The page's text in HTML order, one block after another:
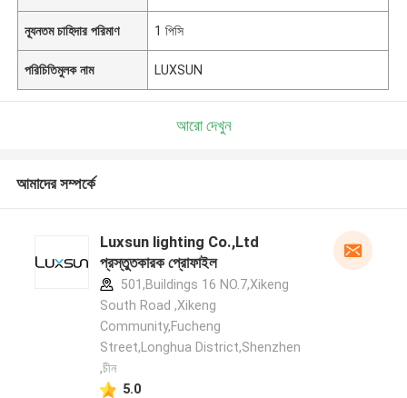
ন্যূনতম চাহিদার পরিমাণ 1 পিসি
পরিচিতিমুলক নাম LUXSUN
আরো দেখুন
আমাদের সম্পর্কে
Luxsun lighting Co.,Ltd
প্রস্তুতকারক প্রোফাইল
501,Buildings 16 NO.7,Xikeng
South Road ,Xikeng
Community,Fucheng
Street,Longhua District,Shenzhen
,চীন
5.0